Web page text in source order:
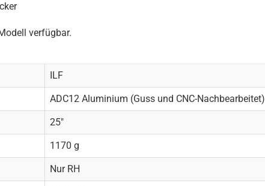
verfügbar.
ILF
ADC12 Aluminium (Guss und CNC-Nachbearbeitet)
25"
1170 g
Nur RH